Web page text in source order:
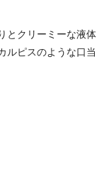
とクリーミーな液体
ルピスのような口当